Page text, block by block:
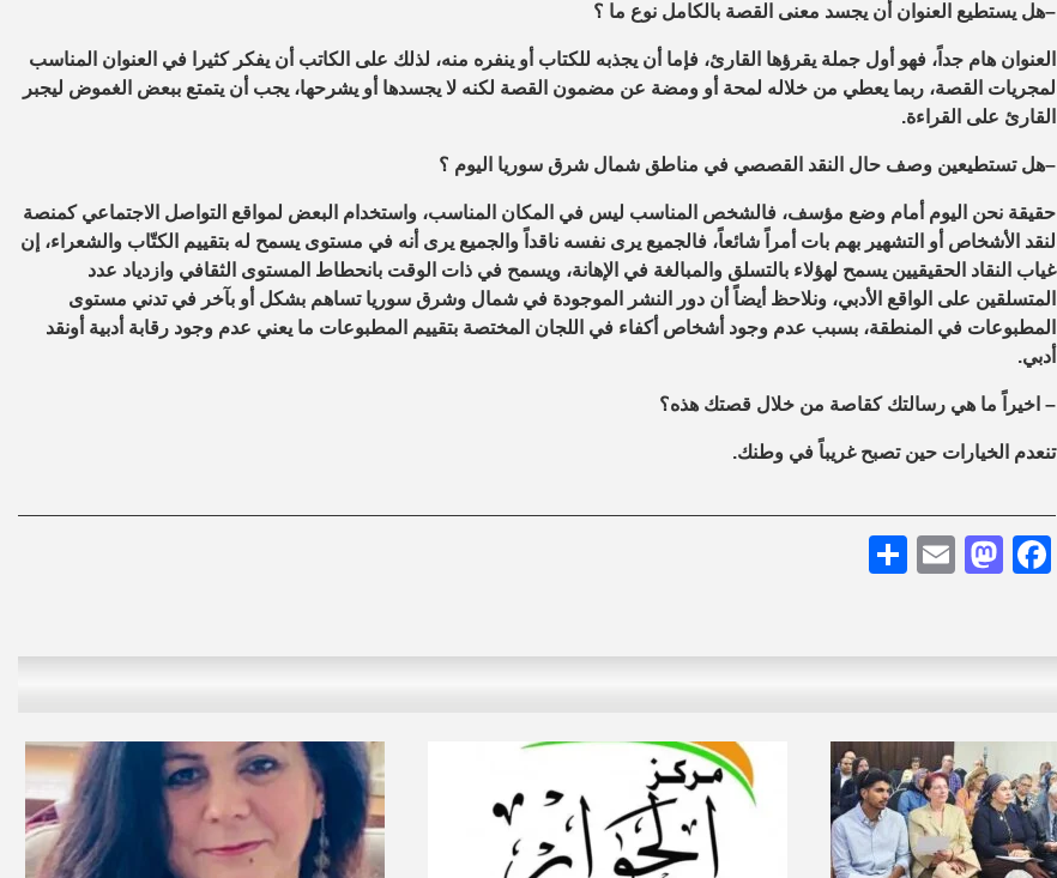
–هل يستطيع العنوان أن يجسد معنى القصة بالكامل نوع ما ؟
العنوان هام جداً، فهو أول جملة يقرؤها القارئ، فإما أن يجذبه للكتاب أو ينفره منه، لذلك على الكاتب أن يفكر كثيرا في العنوان المناسب
لمجريات القصة، ربما يعطي من خلاله لمحة أو ومضة عن مضمون القصة لكنه لا يجسدها أو يشرحها، يجب أن يتمتع ببعض الغموض ليجبر
القارئ على القراءة.
–هل تستطيعين وصف حال النقد القصصي في مناطق شمال شرق سوريا اليوم ؟
حقيقة نحن اليوم أمام وضع مؤسف، فالشخص المناسب ليس في المكان المناسب، واستخدام البعض لمواقع التواصل الاجتماعي كمنصة
لنقد الأشخاص أو التشهير بهم بات أمراً شائعاً، فالجميع يرى نفسه ناقداً والجميع يرى أنه في مستوى يسمح له بتقييم الكتّاب والشعراء، إن
غياب النقاد الحقيقيين يسمح لهؤلاء بالتسلق والمبالغة في الإهانة، ويسمح في ذات الوقت بانحطاط المستوى الثقافي وازدياد عدد
المتسلقين على الواقع الأدبي، ونلاحظ أيضاً أن دور النشر الموجودة في شمال وشرق سوريا تساهم بشكل أو بآخر في تدني مستوى
المطبوعات في المنطقة، بسبب عدم وجود أشخاص أكفاء في اللجان المختصة بتقييم المطبوعات ما يعني عدم وجود رقابة أدبية أونقد
أدبي.
– اخيراً ما هي رسالتك كقاصة من خلال قصتك هذه؟
تنعدم الخيارات حين تصبح غريباً في وطنك.
Facebook
Mastodon
Email